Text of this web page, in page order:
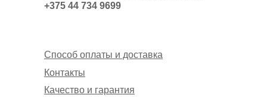
+375 44 734 9699
Способ оплаты и доставка
Контакты
Качество и гарантия